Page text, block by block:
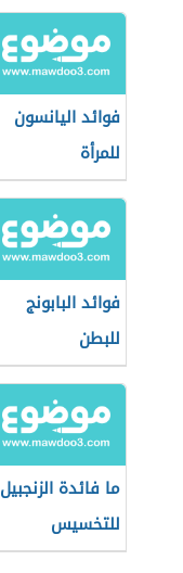
فوائد اليانسون
للمرأة
فوائد البابونج
للبطن
ما فائدة الزنجبيل
للتخسيس